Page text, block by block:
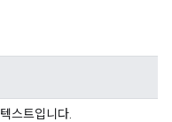
스트입니다.